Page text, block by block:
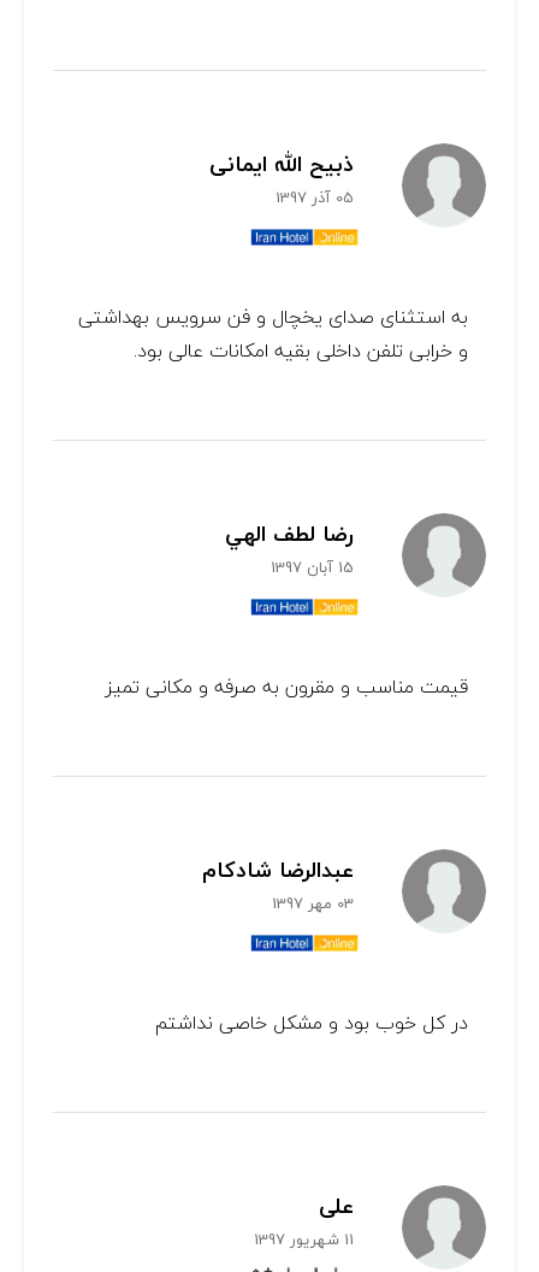
ذبیح الله ایمانی
05 آذر 1397
به استثنای صدای یخچال و فن سرویس بهداشتی
و خرابی تلفن داخلی بقیه امکانات عالی بود.
رضا لطف الهي
15 آبان 1397
قیمت مناسب و مقرون به صرفه و مکانی تمیز
عبدالرضا شادکام
03 مهر 1397
در کل خوب بود و مشکل خاصی نداشتم
علی
11 شهریور 1397